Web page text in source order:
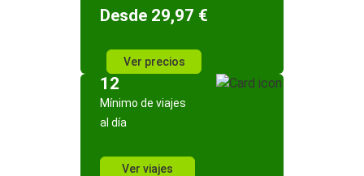
Desde 29,97 €
Ver precios
12
Mínimo de viajes
al día
Ver viajes